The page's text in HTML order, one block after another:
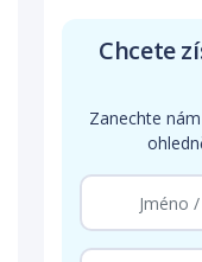
Chcete
Zanechte